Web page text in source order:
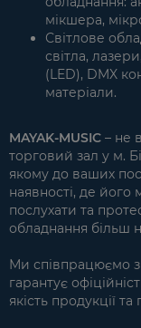
мікшера,
Світлове
світла,
(LED), DMX
матеріали.
MAYAK-MUSIC – не
торговий зал у м.
якому до ваших
наявності, де
послухати та
обладнання більш
Ми співпрацюємо
гарантує
якість продукції